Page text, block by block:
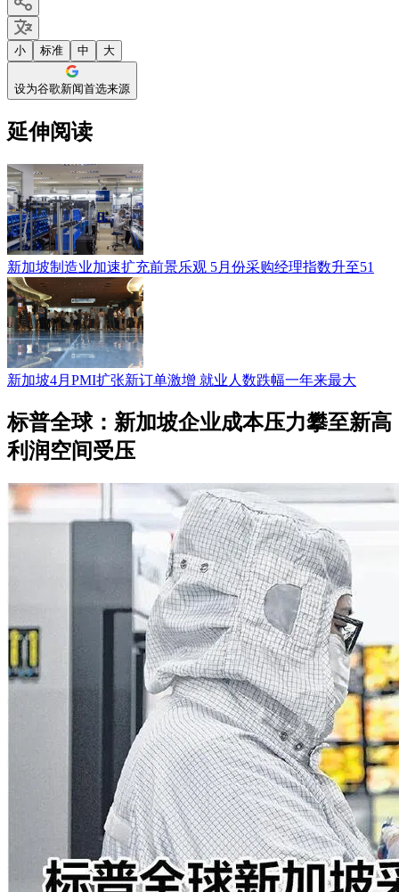
小 标准 中 大
设为谷歌新闻首选来源
延伸阅读
新加坡制造业加速扩充前景乐观 5月份采购经理指数升至51
新加坡4月PMI扩张新订单激增 就业人数跌幅一年来最大
标普全球：新加坡企业成本压力攀至新高
利润空间受压